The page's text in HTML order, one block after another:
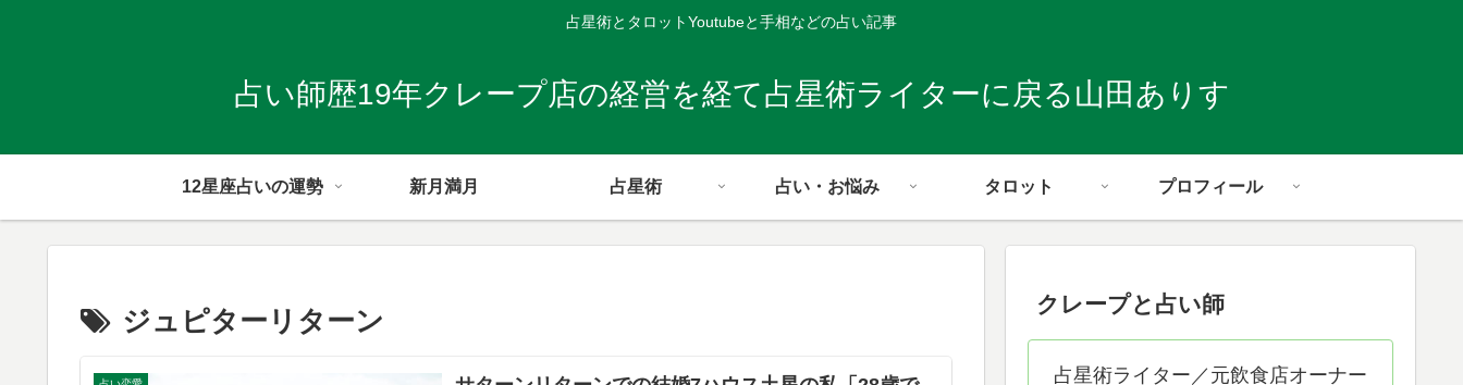
占星術とタロットYoutubeと手相などの占い記事
占い師歴19年クレープ店の経営を経て占星術ライターに戻る山田ありす
12星座占いの運勢 新月満月 占星術 占い・お悩み タロット プロフィール
ジュピターリターン
クレープと占い師
占星術ライター／元飲食店オーナー